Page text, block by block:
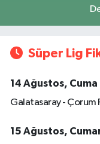
Süper Lig
14 Ağustos, Cuma
Galatasaray - Çorum
15 Ağustos,